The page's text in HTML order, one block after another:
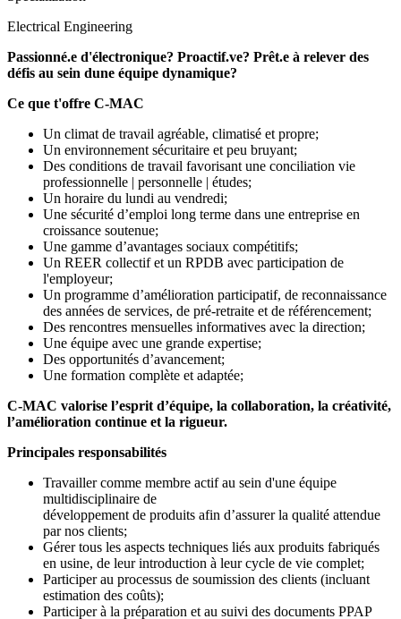
Electrical Engineering
Passionné.e d'électronique? Proactif.ve? Prêt.e à relever des
défis au sein dune équipe dynamique?
Ce que t'offre C-MAC
Un climat de travail agréable, climatisé et propre;
Un environnement sécuritaire et peu bruyant;
Des conditions de travail favorisant une conciliation vie
professionnelle | personnelle | études;
Un horaire du lundi au vendredi;
Une sécurité d’emploi long terme dans une entreprise en
croissance soutenue;
Une gamme d’avantages sociaux compétitifs;
Un REER collectif et un RPDB avec participation de
l'employeur;
Un programme d’amélioration participatif, de reconnaissance
des années de services, de pré-retraite et de référencement;
Des rencontres mensuelles informatives avec la direction;
Une équipe avec une grande expertise;
Des opportunités d’avancement;
Une formation complète et adaptée;
C-MAC valorise l’esprit d’équipe, la collaboration, la créativité,
l’amélioration continue et la rigueur.
Principales responsabilités
Travailler comme membre actif au sein d'une équipe
multidisciplinaire de
développement de produits afin d’assurer la qualité attendue
par nos clients;
Gérer tous les aspects techniques liés aux produits fabriqués
en usine, de leur introduction à leur cycle de vie complet;
Participer au processus de soumission des clients (incluant
estimation des coûts);
Participer à la préparation et au suivi des documents PPAP